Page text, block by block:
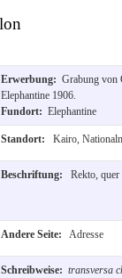
Erwerbung: Grabung von
Elephantine 1906.
Fundort: Elephantine
Standort: Kairo,
Beschriftung: Rekto, quer
Andere Seite: Adresse
Schreibweise: transversa